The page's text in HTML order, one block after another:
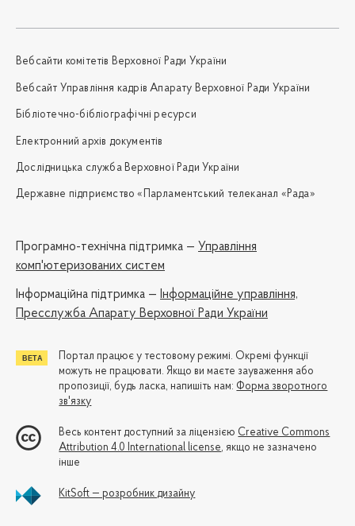
Вебсайти комітетів Верховної Ради України
Вебсайт Управління кадрів Апарату Верховної Ради України
Бібліотечно-бібліографічні ресурси
Електронний архів документів
Дослідницька служба Верховної Ради України
Державне підприємство «Парламентський телеканал «Рада»
Програмно-технічна підтримка — Управління
комп'ютеризованих систем
Iнформаційна підтримка — Інформаційне управління,
Пресслужба Апарату Верховної Ради України
Портал працює у тестовому режимі. Окремі функції
можуть не працювати. Якщо ви маєте зауваження або
пропозиції, будь ласка, напишіть нам: Форма зворотного
зв'язку
Весь контент доступний за ліцензією Creative Commons
Attribution 4.0 International license, якщо не зазначено
інше
KitSoft — розробник дизайну